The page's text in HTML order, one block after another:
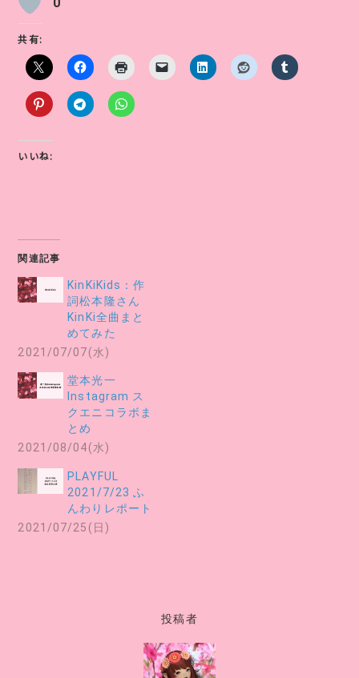
共有:
いいね:
関連記事
KinKiKids：作
詞松本隆さん
KinKi全曲まと
めてみた
2021/07/07(水)
堂本光一
Instagram ス
クエニコラボま
とめ
2021/08/04(水)
PLAYFUL
2021/7/23 ふ
んわりレポート
2021/07/25(日)
投稿者